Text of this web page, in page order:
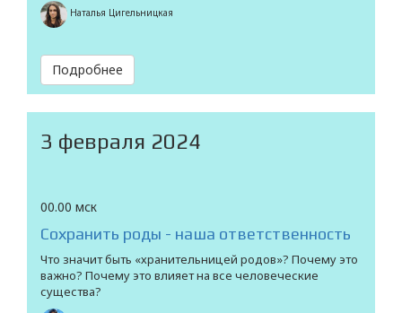
Наталья Цигельницкая
Подробнее
3 февраля 2024
00.00 мск
Сохранить роды - наша ответственность
Что значит быть «хранительницей родов»? Почему это
важно? Почему это влияет на все человеческие
существа?